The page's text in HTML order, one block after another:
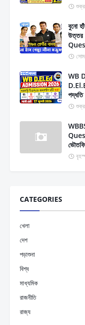
বুনো
WB
পদ্ধতি
CATEGORIES
খেলা
দেশ
পড়াশুনা
বিশ্ব
মাধ্যমিক
রাজনীতি
রাজ্য